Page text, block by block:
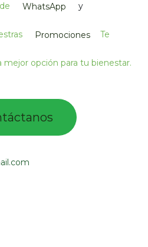
WhatsApp y
Promociones Te
mejor opción para tu bienestar.